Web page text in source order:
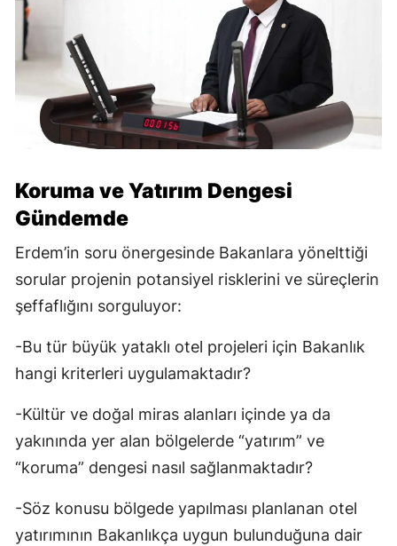
Koruma ve Yatırım Dengesi
Gündemde
Erdem’in soru önergesinde Bakanlara yönelttiği
sorular projenin potansiyel risklerini ve süreçlerin
şeffaflığını sorguluyor:
-Bu tür büyük yataklı otel projeleri için Bakanlık
hangi kriterleri uygulamaktadır?
-Kültür ve doğal miras alanları içinde ya da
yakınında yer alan bölgelerde “yatırım” ve
“koruma” dengesi nasıl sağlanmaktadır?
-Söz konusu bölgede yapılması planlanan otel
yatırımının Bakanlıkça uygun bulunduğuna dair